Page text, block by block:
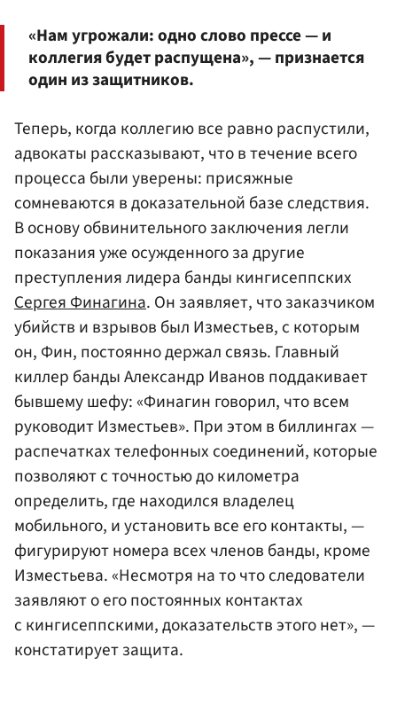
«Нам угрожали: одно слово прессе — и
коллегия будет распущена», — признается
один из защитников.
Теперь, когда коллегию все равно распустили,
адвокаты рассказывают, что в течение всего
процесса были уверены: присяжные
сомневаются в доказательной базе следствия.
В основу обвинительного заключения легли
показания уже осужденного за другие
преступления лидера банды кингисеппских
Сергея Финагина. Он заявляет, что заказчиком
убийств и взрывов был Изместьев, с которым
он, Фин, постоянно держал связь. Главный
киллер банды Александр Иванов поддакивает
бывшему шефу: «Финагин говорил, что всем
руководит Изместьев». При этом в биллингах —
распечатках телефонных соединений, которые
позволяют с точностью до километра
определить, где находился владелец
мобильного, и установить все его контакты, —
фигурируют номера всех членов банды, кроме
Изместьева. «Несмотря на то что следователи
заявляют о его постоянных контактах
с кингисеппскими, доказательств этого нет», —
констатирует защита.